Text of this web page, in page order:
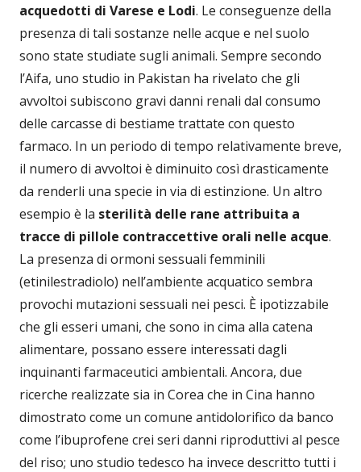
acquedotti di Varese e Lodi. Le conseguenze della
presenza di tali sostanze nelle acque e nel suolo
sono state studiate sugli animali. Sempre secondo
l’Aifa, uno studio in Pakistan ha rivelato che gli
avvoltoi subiscono gravi danni renali dal consumo
delle carcasse di bestiame trattate con questo
farmaco. In un periodo di tempo relativamente breve,
il numero di avvoltoi è diminuito così drasticamente
da renderli una specie in via di estinzione. Un altro
esempio è la sterilità delle rane attribuita a
tracce di pillole contraccettive orali nelle acque.
La presenza di ormoni sessuali femminili
(etinilestradiolo) nell’ambiente acquatico sembra
provochi mutazioni sessuali nei pesci. È ipotizzabile
che gli esseri umani, che sono in cima alla catena
alimentare, possano essere interessati dagli
inquinanti farmaceutici ambientali. Ancora, due
ricerche realizzate sia in Corea che in Cina hanno
dimostrato come un comune antidolorifico da banco
come l’ibuprofene crei seri danni riproduttivi al pesce
del riso; uno studio tedesco ha invece descritto tutti i